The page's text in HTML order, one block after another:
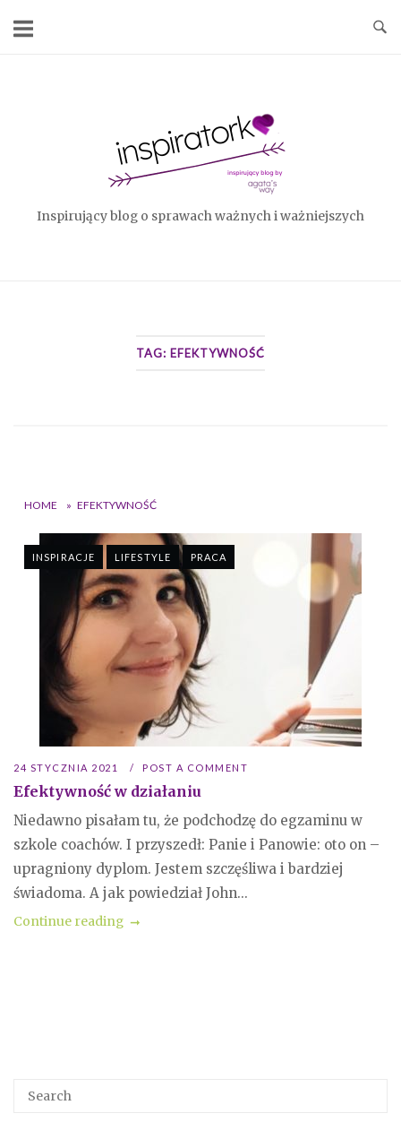
Inspirujący blog o sprawach ważnych i ważniejszych
TAG: EFEKTYWNOŚĆ
HOME » EFEKTYWNOŚĆ
INSPIRACJE LIFESTYLE PRACA
24 STYCZNIA 2021 POST A COMMENT
Efektywność w działaniu
Niedawno pisałam tu, że podchodzę do egzaminu w
szkole coachów. I przyszedł: Panie i Panowie: oto on –
upragniony dyplom. Jestem szczęśliwa i bardziej
świadoma. A jak powiedział John...
Continue reading